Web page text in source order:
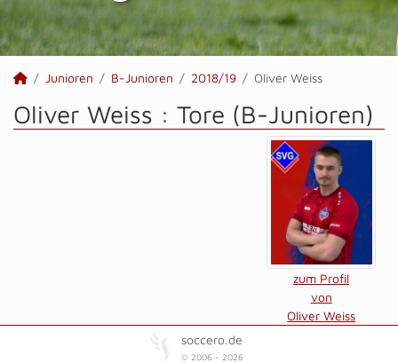
Junioren B-Junioren 2018/19 Oliver Weiss
Oliver Weiss : Tore (B-Junioren)
zum Profil
von
Oliver Weiss
soccero.de
© 2006 - 2026